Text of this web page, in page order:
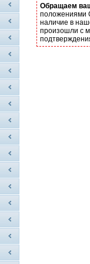
Обращаем
положениями
наличие в
произошли с